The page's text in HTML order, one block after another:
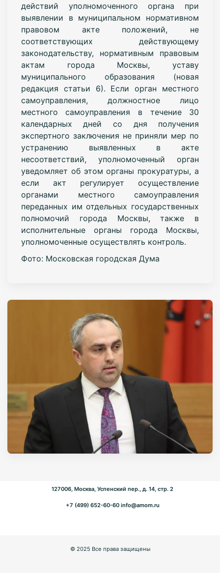
действий уполномоченного органа при
выявлении в муниципальном нормативном
правовом акте положений, не
соответствующих действующему
законодательству, нормативным правовым
актам города Москвы, уставу
муниципального образования (новая
редакция статьи 6). Если орган местного
самоуправления, должностное лицо
местного самоуправления в течение 30
календарных дней со дня получения
экспертного заключения не приняли мер по
устранению выявленных в акте
несоответствий, уполномоченный орган
уведомляет об этом органы прокуратуры, а
если акт регулирует осуществление
органами местного самоуправления
переданных им отдельных государственных
полномочий города Москвы, также в
исполнительные органы города Москвы,
уполномоченные осуществлять контроль.
Фото: Московская городская Дума
127006, Москва, Успенский пер., д. 14, стр. 2
+7 (499) 652-60-60 info@amom.ru
© 2025 Все права защищены